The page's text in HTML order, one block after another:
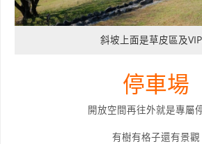
斜坡上面是草皮區及
停車場
開放空間再往外就是專屬
有樹有格子還有景觀